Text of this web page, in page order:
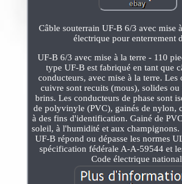
Câble souterrain UF-B 6/3 avec mise
électrique pour enterrement
UF-B 6/3 avec mise à la terre - 110
type UF-B est fabriqué en tant que
conducteurs, avec mise à la terre. Les
cuivre sont recuits (mous), solides ou
brins. Les conducteurs de phase sont
de polyvinyle (PVC), gainés de nylon,
à des fins d'identification. Gainé de
soleil, à l'humidité et aux champignons.
UF-B répond ou dépasse les normes
spécification fédérale A-A-59544 et
Code électrique